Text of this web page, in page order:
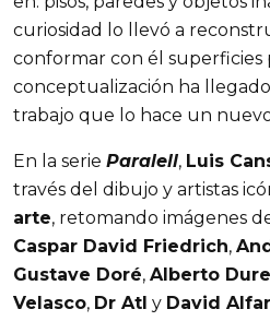
curiosidad lo llevó a
conformar con él superficies
conceptualización ha
trabajo que lo hace un
En la serie Paralell, Luis
través del dibujo y artistas
arte, retomando imágenes
Caspar David Friedrich,
Gustave Doré, Alberto
Velasco, Dr Atl y David